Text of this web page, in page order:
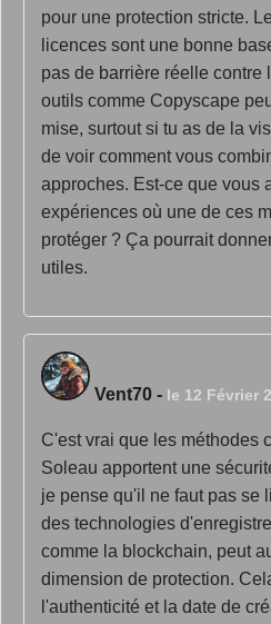
pour une protection stricte.
licences sont une bonne
pas de barrière réelle contre
outils comme Copyscape
mise, surtout si tu as de la
de voir comment vous
approches. Est-ce que vous
expériences où une de ces
protéger ? Ça pourrait
utiles.
Vent70 - le 12 Février
C'est vrai que les méthodes
Soleau apportent une
je pense qu'il ne faut pas se
des technologies
comme la blockchain, peut
dimension de protection.
l'authenticité et la date de